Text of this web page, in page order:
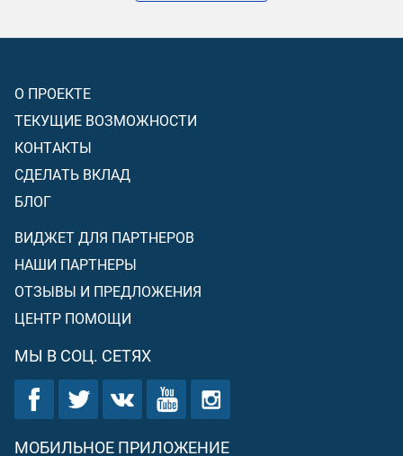
О ПРОЕКТЕ
ТЕКУЩИЕ ВОЗМОЖНОСТИ
КОНТАКТЫ
СДЕЛАТЬ ВКЛАД
БЛОГ
ВИДЖЕТ ДЛЯ ПАРТНЕРОВ
НАШИ ПАРТНЕРЫ
ОТЗЫВЫ И ПРЕДЛОЖЕНИЯ
ЦЕНТР ПОМОЩИ
МЫ В СОЦ. СЕТЯХ
МОБИЛЬНОЕ ПРИЛОЖЕНИЕ